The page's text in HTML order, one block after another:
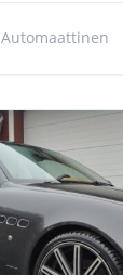
Automaattinen